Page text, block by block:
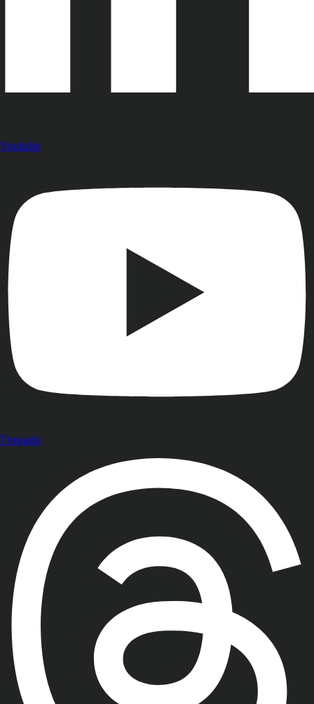
Youtube
Threads